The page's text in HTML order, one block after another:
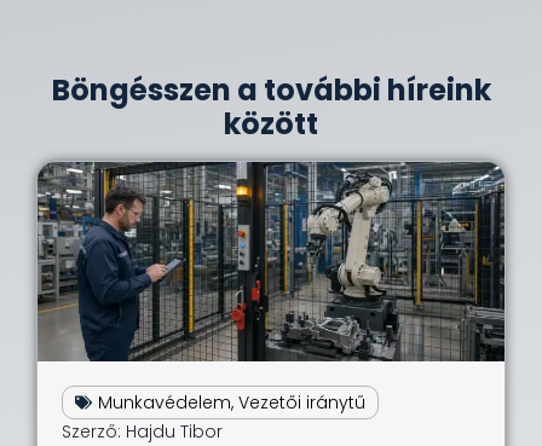
Böngésszen a további híreink
között
Munkavédelem, Vezetői iránytű
Szerző: Hajdu Tibor